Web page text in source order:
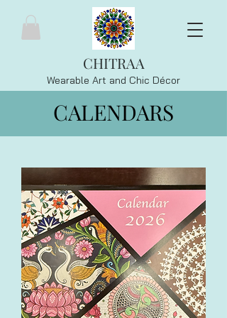
CHITRAA
Wearable Art and Chic Décor
CALENDARS